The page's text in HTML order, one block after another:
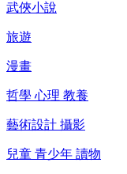
武俠小說
旅遊
漫畫
哲學 心理 教養
藝術設計 攝影
兒童 青少年 讀物